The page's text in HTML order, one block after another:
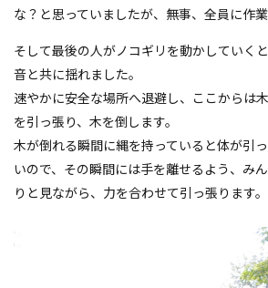
な？と思っていましたが、無事、全員に作業
そして最後の人がノコギリを動かしていく
音と共に揺れました。
速やかに安全な場所へ退避し、ここからは
を引っ張り、木を倒します。
木が倒れる瞬間に縄を持っていると体が引
いので、その瞬間には手を離せるよう、み
りと見ながら、力を合わせて引っ張ります。